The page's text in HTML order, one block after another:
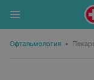
Офтальмология •